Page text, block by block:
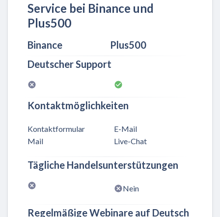
Service bei Binance und
Plus500
Binance
Plus500
Deutscher Support
Kontaktmöglichkeiten
Kontaktformular
Mail
E-Mail
Live-Chat
Tägliche Handelsunterstützungen
Nein
Regelmäßige Webinare auf Deutsch